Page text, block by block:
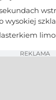
wysokiej
REKLAMA